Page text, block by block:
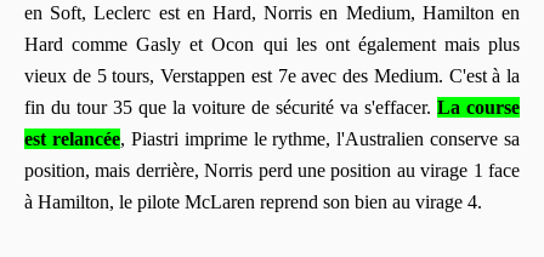
en Soft, Leclerc est en Hard, Norris en Medium, Hamilton en
Hard comme Gasly et Ocon qui les ont également mais plus
vieux de 5 tours, Verstappen est 7e avec des Medium. C'est à la
fin du tour 35 que la voiture de sécurité va s'effacer. La course
est relancée, Piastri imprime le rythme, l'Australien conserve sa
position, mais derrière, Norris perd une position au virage 1 face
à Hamilton, le pilote McLaren reprend son bien au virage 4.